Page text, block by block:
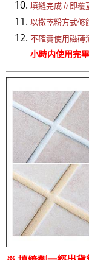
填縫完成立即覆
以撒乾粉方式修
不確實使用磁磚
小時内使用完